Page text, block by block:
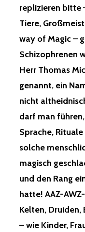
IESE N
ACHT V
ND E
CH D
AS S
ÄTTE, W
ICHT S
TIMMT, M
IT E
INER T
ÜTE, W
AS S
PÄTER Ü
BER’S I
AN S
AGTE M
UR, O
B M
ICHTS A
ÄRE, N
IGENEN R
IEF I
CH I
NS L
ND T
replizieren bitte
Tiere,
way of Magic –
Schizophrenen
Herr Thomas
genannt, ein
nicht
darf man
Sprache,
solche
magisch
und den Rang
hatte! AAZ-
Kelten,
– wie Kinder,